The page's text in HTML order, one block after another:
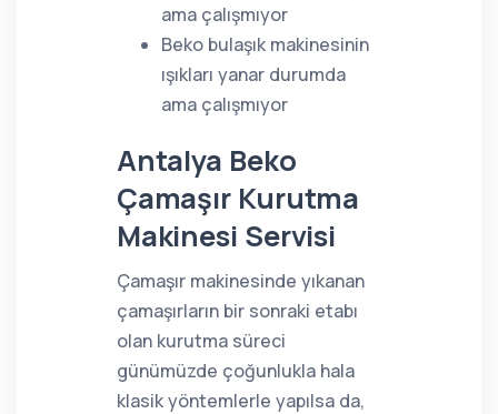
ama çalışmıyor
Beko bulaşık makinesinin
ışıkları yanar durumda
ama çalışmıyor
Antalya Beko
Çamaşır Kurutma
Makinesi Servisi
Çamaşır makinesinde yıkanan
çamaşırların bir sonraki etabı
olan kurutma süreci
günümüzde çoğunlukla hala
klasik yöntemlerle yapılsa da,